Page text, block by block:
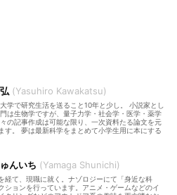
Yasuhiro Kawakatsu
学で研究生活を送ること10年と少し。 小説家とし
は生物学ですが、量子力学・社会学・医学・薬学
の記事作成は可能な限り、一次資料たる論文を元
す。 夢は最新科学をまとめて小学生用に本にする
んいち Yamaga Shunichi
経て、現職に就く。ナゾロジーにて「身近な科
ションを行っています。アニメ・ゲームなどのイ